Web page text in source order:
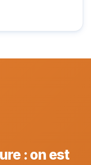
: on est